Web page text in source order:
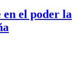
el poder la